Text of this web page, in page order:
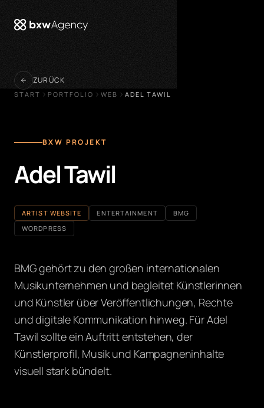
ZURÜCK
START PORTFOLIO WEB ADEL TAWIL
BXW PROJEKT
Adel Tawil
ARTIST WEBSITE ENTERTAINMENT
BMG
WORDPRESS
BMG gehört zu den großen internationalen
Musikunternehmen und begleitet Künstlerinnen
und Künstler über Veröffentlichungen, Rechte
und digitale Kommunikation hinweg. Für Adel
Tawil sollte ein Auftritt entstehen, der
Künstlerprofil, Musik und Kampagneninhalte
visuell stark bündelt.